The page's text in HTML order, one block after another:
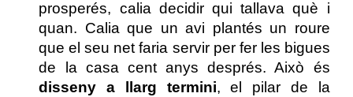
prosperés, calia decidir qui tallava què i
quan. Calia que un avi plantés un roure
que el seu net faria servir per fer les bigues
de la casa cent anys després. Això és
disseny a llarg termini, el pilar de la